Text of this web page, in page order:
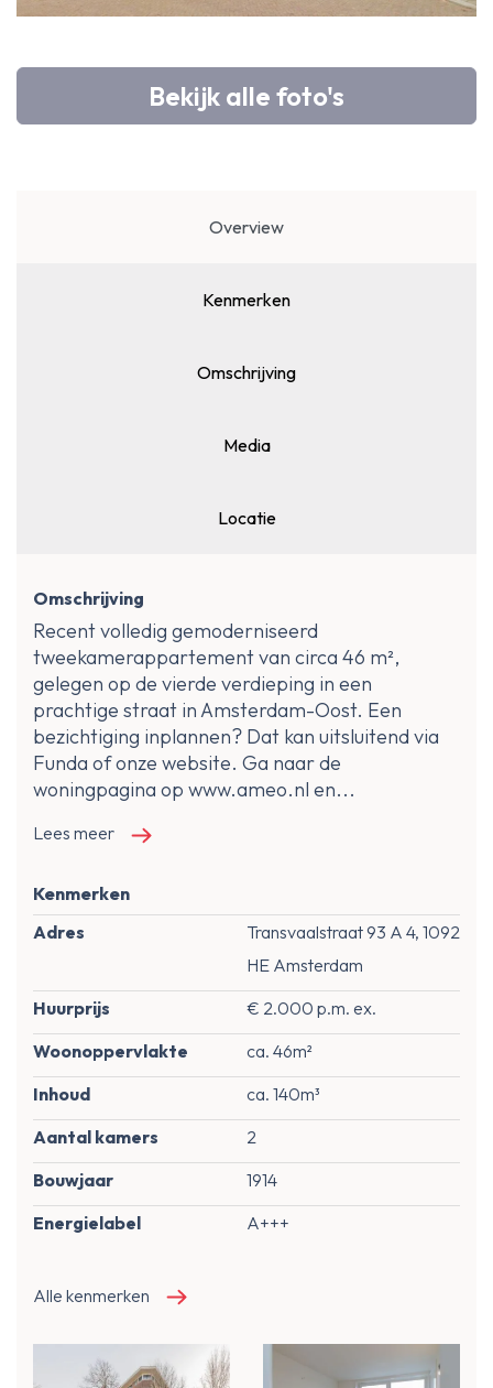
Bekijk alle foto's
Overview
Kenmerken
Omschrijving
Media
Locatie
Omschrijving
Recent volledig gemoderniseerd
tweekamerappartement van circa 46 m²,
gelegen op de vierde verdieping in een
prachtige straat in Amsterdam-Oost. Een
bezichtiging inplannen? Dat kan uitsluitend via
Funda of onze website. Ga naar de
woningpagina op www.ameo.nl en...
Lees meer
Kenmerken
Adres
Transvaalstraat 93 A 4, 1092
HE Amsterdam
Huurprijs
€ 2.000 p.m. ex.
Woonoppervlakte
ca. 46m²
Inhoud
ca. 140m³
Aantal kamers
2
Bouwjaar
1914
Energielabel
A+++
Alle kenmerken